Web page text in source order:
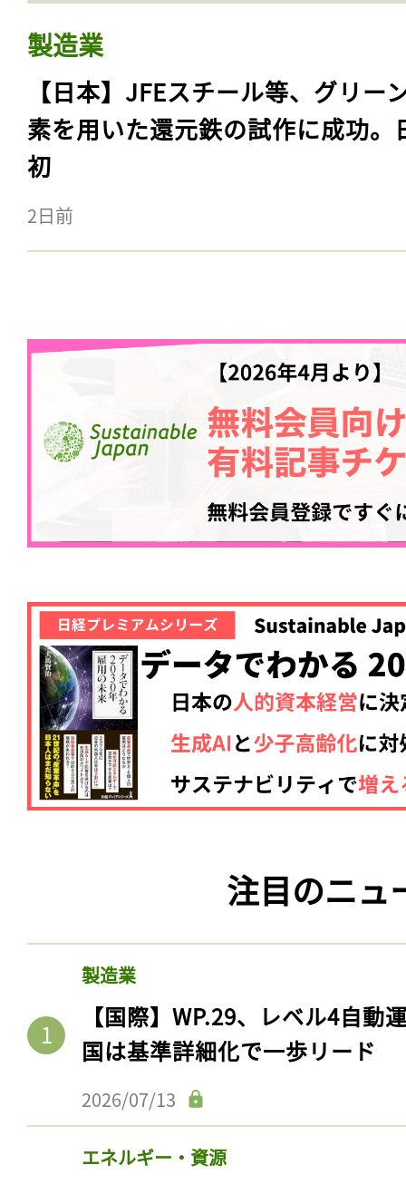
製造業
【日本】JFEスチール等、グリー
素を用いた還元鉄の試作に成功。
初
2日前
注目のニュ
製造業
【国際】WP.29、レベル4自動
国は基準詳細化で一歩リード
2026/07/13
エネルギー・資源